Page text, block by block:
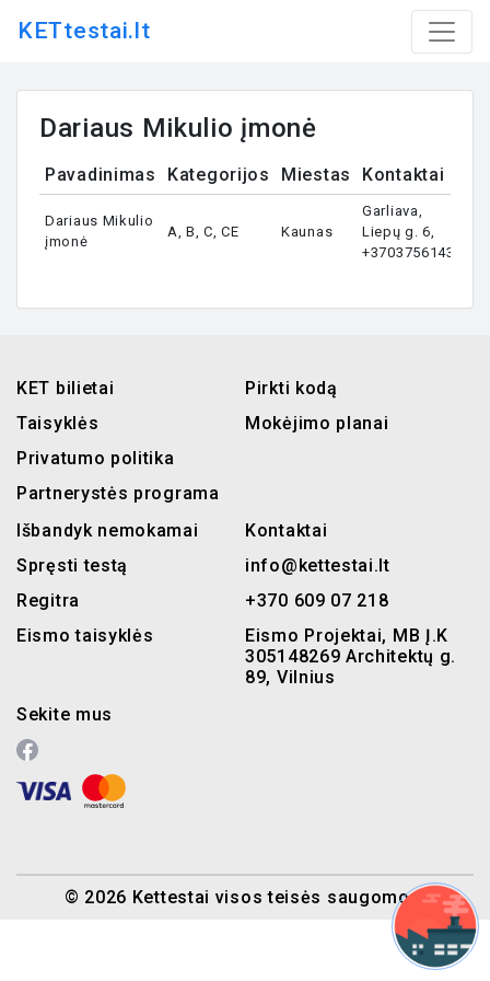
KETtestai.lt
Dariaus Mikulio įmonė
Pavadinimas Kategorijos Miestas Kontaktai
Dariaus Mikulio
įmonė
A, B, C, CE Kaunas
Garliava,
Liepų g. 6,
+37037561438
KET bilietai
Taisyklės
Privatumo politika
Partnerystės programa
Pirkti kodą
Mokėjimo planai
Išbandyk nemokamai
Spręsti testą
Regitra
Eismo taisyklės
Sekite mus
Kontaktai
info@kettestai.lt
+370 609 07 218
Eismo Projektai, MB Į.K
305148269 Architektų g.
89, Vilnius
© 2026 Kettestai visos teisės saugomos.